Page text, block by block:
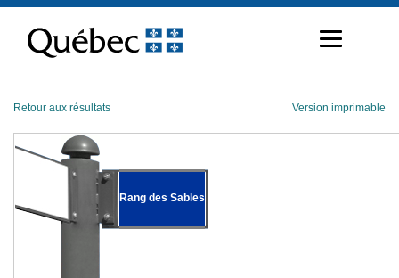
contenu
Retour aux résultats Version imprimable
Rang des Sables